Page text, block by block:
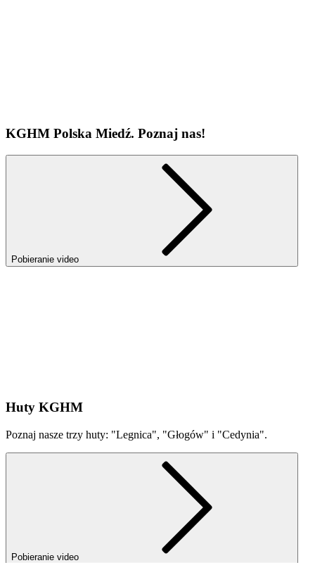
KGHM Polska Miedź. Poznaj nas!
Pobieranie video
Huty KGHM
Poznaj nasze trzy huty: "Legnica", "Głogów" i "Cedynia".
Pobieranie video